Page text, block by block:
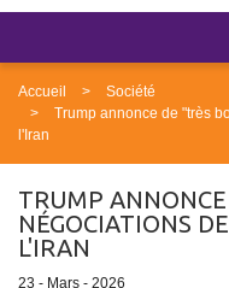
Accueil
Société
Trump annonce de "très
l'Iran
TRUMP
NÉGOCIATIONS
L'IRAN
23 - Mars - 2026